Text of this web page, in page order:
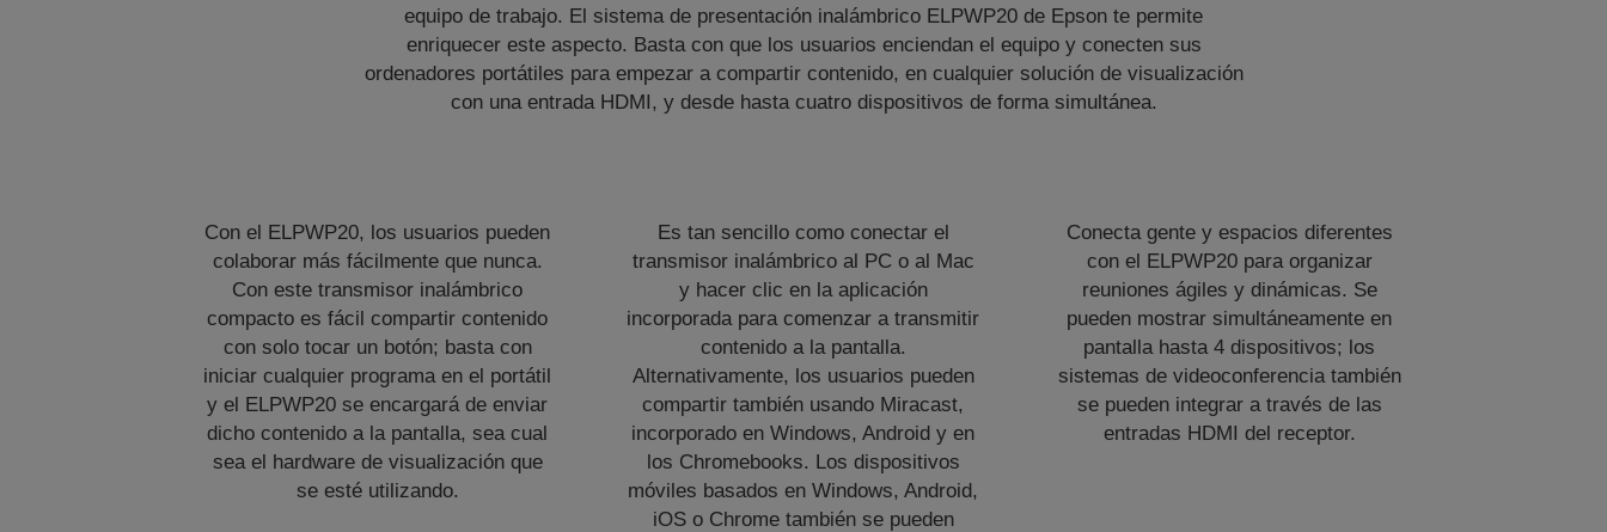
equipo de trabajo. El sistema de presentación inalámbrico ELPWP20 de Epson te permite
enriquecer este aspecto. Basta con que los usuarios enciendan el equipo y conecten sus
ordenadores portátiles para empezar a compartir contenido, en cualquier solución de visualización
con una entrada HDMI, y desde hasta cuatro dispositivos de forma simultánea.
Con el ELPWP20, los usuarios pueden
colaborar más fácilmente que nunca.
Con este transmisor inalámbrico
compacto es fácil compartir contenido
con solo tocar un botón; basta con
iniciar cualquier programa en el portátil
y el ELPWP20 se encargará de enviar
dicho contenido a la pantalla, sea cual
sea el hardware de visualización que
se esté utilizando.
Es tan sencillo como conectar el
transmisor inalámbrico al PC o al Mac
y hacer clic en la aplicación
incorporada para comenzar a transmitir
contenido a la pantalla.
Alternativamente, los usuarios pueden
compartir también usando Miracast,
incorporado en Windows, Android y en
los Chromebooks. Los dispositivos
móviles basados en Windows, Android,
iOS o Chrome también se pueden
Conecta gente y espacios diferentes
con el ELPWP20 para organizar
reuniones ágiles y dinámicas. Se
pueden mostrar simultáneamente en
pantalla hasta 4 dispositivos; los
sistemas de videoconferencia también
se pueden integrar a través de las
entradas HDMI del receptor.